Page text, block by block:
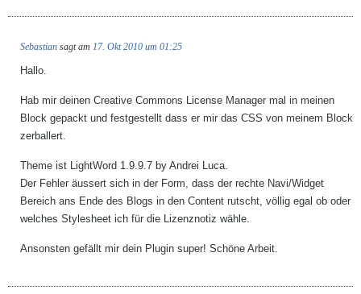
Sebastian sagt am 17. Okt 2010 um 01:25
Hallo.
Hab mir deinen Creative Commons License Manager mal in meinen
Block gepackt und festgestellt dass er mir das CSS von meinem Block
zerballert.
Theme ist LightWord 1.9.9.7 by Andrei Luca.
Der Fehler äussert sich in der Form, dass der rechte Navi/Widget
Bereich ans Ende des Blogs in den Content rutscht, völlig egal ob oder
welches Stylesheet ich für die Lizenznotiz wähle.
Ansonsten gefällt mir dein Plugin super! Schöne Arbeit.